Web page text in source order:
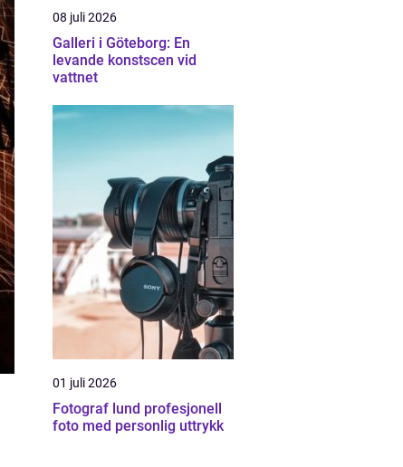
08 juli 2026
Galleri i Göteborg: En
levande konstscen vid
vattnet
01 juli 2026
Fotograf lund profesjonell
foto med personlig uttrykk